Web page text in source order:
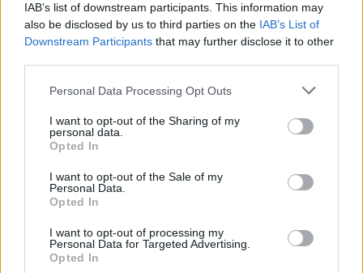
IAB’s list of downstream participants. This information may
also be disclosed by us to third parties on the IAB’s List of
Downstream Participants that may further disclose it to other
Personal Data Processing Opt Outs
I want to opt-out of the Sharing of my
personal data.
Opted In
I want to opt-out of the Sale of my
Personal Data.
Opted In
I want to opt-out of processing my
Personal Data for Targeted Advertising.
Opted In
PNCR (Terheș)
Partidul Patrioților (Surugiu)
Arată rezultatele
Arhiva sondajelor